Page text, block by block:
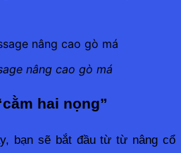
nâng cao gò má
hai nọng”
bạn sẽ bắt đầu từ từ nâng cổ